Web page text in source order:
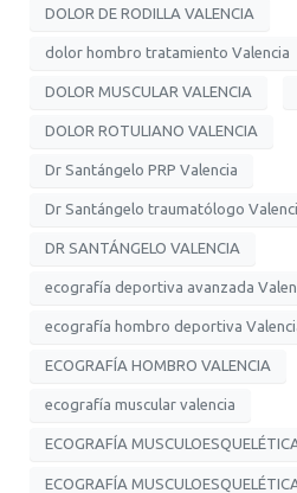
DOLOR DE RODILLA VALENCIA
dolor hombro tratamiento Valencia
DOLOR MUSCULAR VALENCIA
DOLOR ROTULIANO VALENCIA
Dr Santángelo PRP Valencia
Dr Santángelo traumatólogo
DR SANTÁNGELO VALENCIA
ecografía deportiva avanzada
ecografía hombro deportiva
ECOGRAFÍA HOMBRO VALENCIA
ecografía muscular valencia
ECOGRAFÍA
ECOGRAFÍA